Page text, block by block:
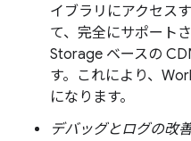
イブラリにアクセス
て、完全にサポート
Storage ベースの
す。これにより、
になります。
デバッグとログの改善